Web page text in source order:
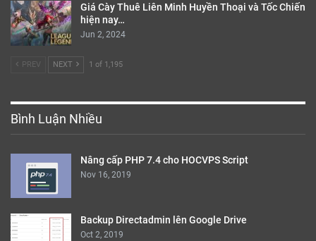
Giá Cày Thuê Liên Minh Huyền Thoại và Tốc Chiến
hiện nay…
Jun 2, 2024
PREV NEXT 1 of 1,195
Bình Luận Nhiều
Nâng cấp PHP 7.4 cho HOCVPS Script
Nov 16, 2019
Backup Directadmin lên Google Drive
Oct 2, 2019